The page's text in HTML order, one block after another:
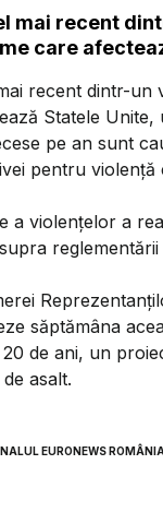
mai recent
care
recent dintr-un
Statele Unite,
pe an sunt
pentru violenţă
a violenţelor a
reglementării
săptămâna
de ani, un
asalt.
EURONEWS